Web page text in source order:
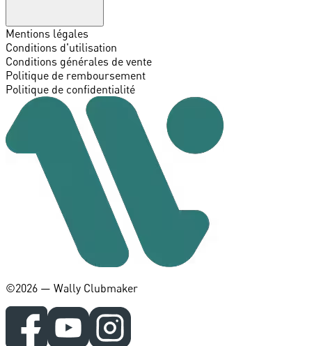
Mentions légales
Conditions d'utilisation
Conditions générales de vente
Politique de remboursement
Politique de confidentialité
©️2026 — Wally Clubmaker